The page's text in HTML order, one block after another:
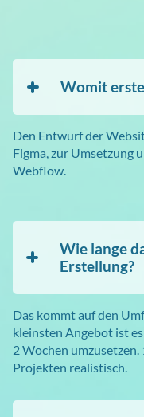
Womit
Den Entwurf der
Figma, zur Umsetzung
Webflow.
Wie lange
Erstellung?
Das kommt auf den
kleinsten Angebot ist
2 Wochen
Projekten realistisch.